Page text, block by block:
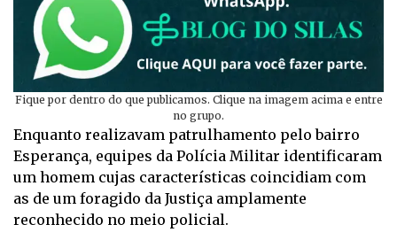
Fique por dentro do que publicamos. Clique na imagem acima e entre
no grupo.
Enquanto realizavam patrulhamento pelo bairro
Esperança, equipes da Polícia Militar identificaram
um homem cujas características coincidiam com
as de um foragido da Justiça amplamente
reconhecido no meio policial.